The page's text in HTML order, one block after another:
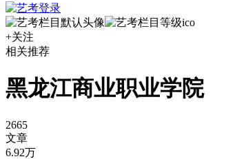
+关注
相关推荐
黑龙江商业职业学院
2665
文章
6.92万